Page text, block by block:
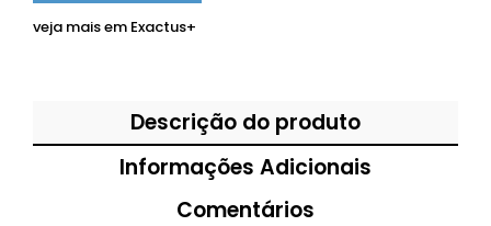
veja mais em Exactus+
Descrição do produto
Informações Adicionais
Comentários